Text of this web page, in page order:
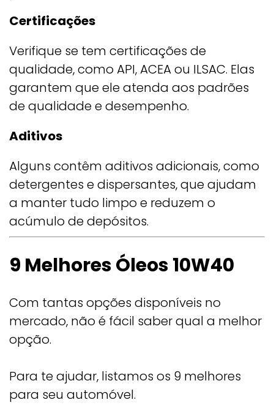
Certificações
Verifique se tem certificações de
qualidade, como API, ACEA ou ILSAC. Elas
garantem que ele atenda aos padrões
de qualidade e desempenho.
Aditivos
Alguns contêm aditivos adicionais, como
detergentes e dispersantes, que ajudam
a manter tudo limpo e reduzem o
acúmulo de depósitos.
9 Melhores Óleos 10W40
Com tantas opções disponíveis no
mercado, não é fácil saber qual a melhor
opção.
Para te ajudar, listamos os 9 melhores
para seu automóvel.